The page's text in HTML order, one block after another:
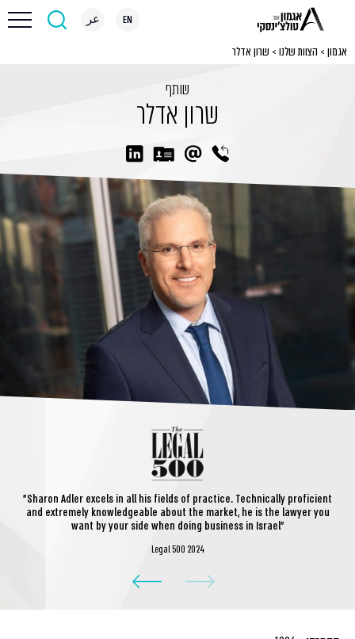
EN عر
אגמון > הצוות שלנו > שרון אדלר
שותף
שרון אדלר
"Sharon Adler excels in all his fields of practice. Technically proficient
and extremely knowledgeable about the market, he is the lawyer you
want by your side when doing business in Israel"
Legal 500 2024